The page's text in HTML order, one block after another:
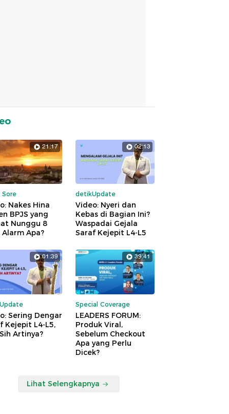
21:17
Nakes Hina
BPJS yang
Nunggu 8
Alarm Apa?
02:13
detikUpdate
Video: Nyeri dan
Kebas di Bagian Ini?
Waspadai Gejala
Saraf Kejepit L4-L5
01:39
Sering Dengar
Kejepit L4-L5,
Artinya?
39:41
Special Coverage
LEADERS FORUM:
Produk Viral,
Sebelum Checkout
Apa yang Perlu
Dicek?
Lihat Selengkapnya